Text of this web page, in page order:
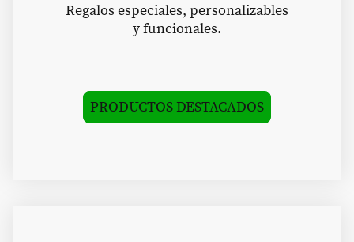
Regalos especiales, personalizables
y funcionales.
PRODUCTOS DESTACADOS